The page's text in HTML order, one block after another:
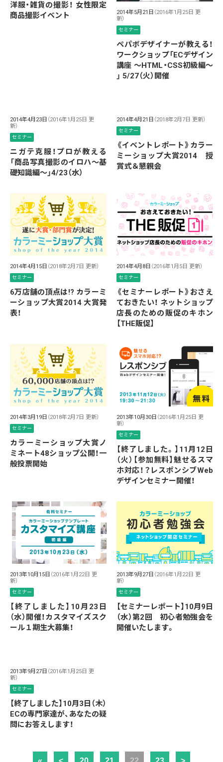
洋服・雑貨の撮影！ 女性限定
商品撮影イベント
2014年5月21日 （2016年1月25日 更
新）
セミナー
ペパボデザイナーが教える！
ワークショップ「ECデザイン
講座 〜HTML・CSS初級編〜
」 5/27（火）開催
2014年4月23日 （2016年1月25日 更
新）
セミナー
ニガテ克服！プロが教える
「商品写真撮影のイロハ〜基
礎知識編〜」4/23（水）
2014年4月21日 （2018年2月7日 更新）
セミナー
《イベントレポート》カラー
ミーショップ大賞2014 授
賞式＆懇親会
2014年4月15日 （2018年2月7日 更新）
セミナー
6万店舗の頂点は!? カラーミ
ーショップ大賞2014 大賞発
表！
2014年4月8日 （2016年1月5日 更新）
セミナー
《セミナーレポート》おさえ
ておきたい！ ネットショップ
店長のための販促のキホン
【THE販促】
2014年3月19日 （2018年2月7日 更新）
セミナー
カラーミーショップ大賞ノ
ミネート48ショップ公開！一
般投票開始
2013年10月30日 （2016年1月25日 更
新）
セミナー
【終了しました。】11月12日
（火）【参加無料】魅せるスマ
ホ対応！？レスポンシブWeb
デザインセミナー開催！
2013年10月15日 （2016年1月22日 更
新）
セミナー
【終了しました】10月23日
（水）開催！カスタマイズスク
ール１期生大募集！
2013年9月27日 （2016年1月22日 更
新）
セミナー
【セミナーレポート】10月9日
（水）第2回 初心者勉強会を
開催いたします。
2013年9月27日 （2016年1月25日 更
新）
セミナー
【終了しました】10月3日（木）
ECの専門家達が、あなたの疑
問にお答えします！